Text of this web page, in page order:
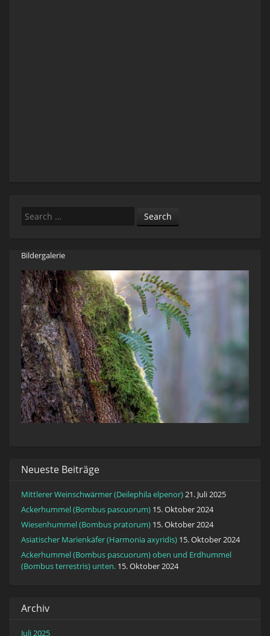
Search
Bildergalerie
Neueste Beiträge
Mittlerer Weinschwärmer (Deilephila elpenor) 21. Juli 2025
Ackerhummel (Bombus pascuorum) 15. Oktober 2024
Wiesenhummel (Bombus pratorum) 15. Oktober 2024
Asiatischer Marienkäfer (Harmonia axyridis) 15. Oktober 2024
Ackerhummel (Bombus pascuorum) oben und Erdhummel
(Bombus terrestris) unten. 15. Oktober 2024
Archiv
Juli 2025